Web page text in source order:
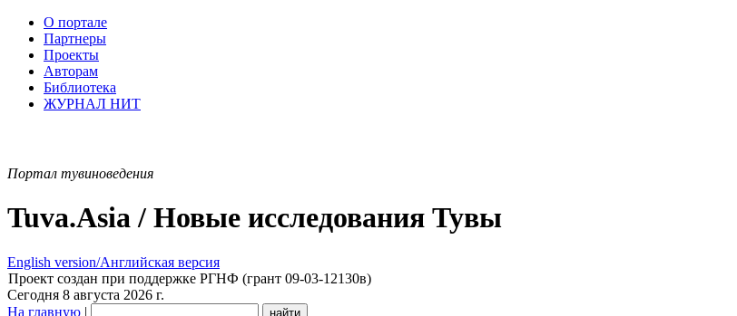
О портале
Партнеры
Проекты
Авторам
Библиотека
ЖУРНАЛ НИТ
Портал тувиноведения
Tuva.Asia / Новые исследования Тувы
English version/Английская версия
Проект создан при поддержке РГНФ (грант 09-03-12130в)
Сегодня 8 августа 2026 г.
На главную |